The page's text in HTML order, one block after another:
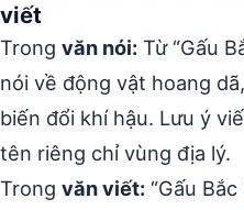
viết
Trong văn nói: Từ “Gấu
nói về động vật hoang
biến đổi khí hậu. Lưu ý
tên riêng chỉ vùng địa lý.
Trong văn viết: “Gấu